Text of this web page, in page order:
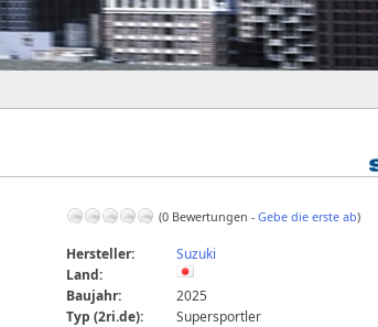
(0 Bewertungen - Gebe die erste ab)
Hersteller:
Suzuki
Land:
Baujahr:
2025
Typ (2ri.de):
Supersportler